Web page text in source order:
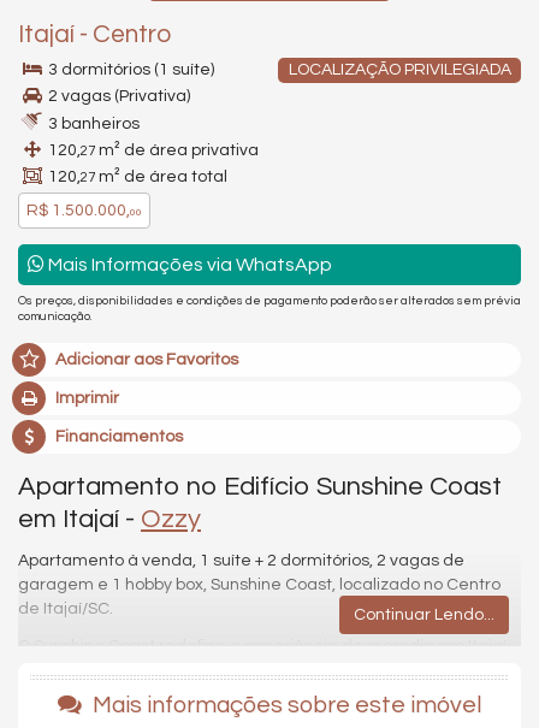
Itajaí - Centro
LOCALIZAÇÃO PRIVILEGIADA
3 dormitórios (1 suíte)
2 vagas (Privativa)
3 banheiros
120,27 m² de área privativa
120,27 m² de área total
R$ 1.500.000,00
Mais Informações via WhatsApp
Os preços, disponibilidades e condições de pagamento poderão ser alterados sem prévia
comunicação.
Adicionar aos Favoritos
Imprimir
Financiamentos
Apartamento no Edifício Sunshine Coast
em Itajaí - Ozzy
Apartamento à venda, 1 suíte + 2 dormitórios, 2 vagas de
garagem e 1 hobby box, Sunshine Coast, localizado no Centro
de Itajaí/SC.
O Sunshine Coast redefine a experiência de moradia em Itajaí.
empreendimento oferece conforto e qualidade de vida. Cada
detalhe foi pensado para harmonizar com a cidade,
Continuar Lendo...
Mais informações sobre este imóvel